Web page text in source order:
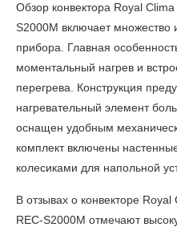
Обзор конвектора Royal
S2000M включает
прибора. Главная
моментальный нагрев и
перегрева. Конструкция
нагревательный элемент
оснащен удобным
комплект включены
колесиками для напольной
В отзывах о конвекторе
REC-S2000M отмечают